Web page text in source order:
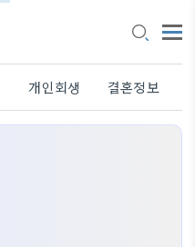
개인회생 결혼정보